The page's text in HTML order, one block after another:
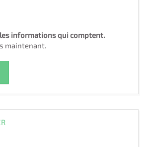
informations qui comptent.
maintenant.